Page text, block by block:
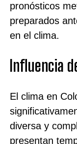
pronósticos
preparados
en el clima.
Influencia
El clima en
diversa y
presentan